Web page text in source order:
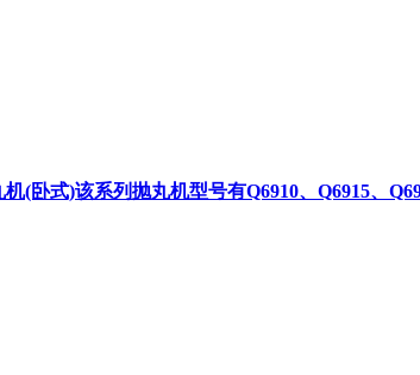
(卧式)该系列抛丸机型号有Q6910、Q6915、